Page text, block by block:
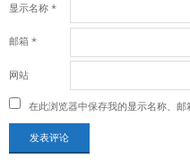
显示名称 *
邮箱 *
网站
在此浏览器中保存我的显示名称、邮